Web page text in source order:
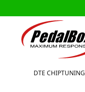
Aller au contenu
DTE CHIPTUNING